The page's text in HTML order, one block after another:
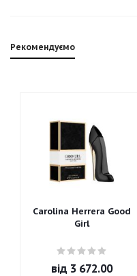
Рекомендуємо
Carolina Herrera Good
Girl
від 3 672.00